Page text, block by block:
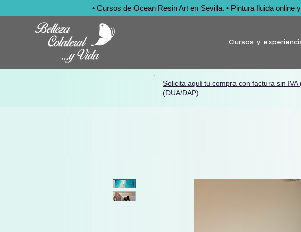
• Cursos de Ocean Resin Art en Sevilla. • Pintura fluida
Cursos y
Solicita aquí tu compra con factura sin IVA
(DUA/DAP).